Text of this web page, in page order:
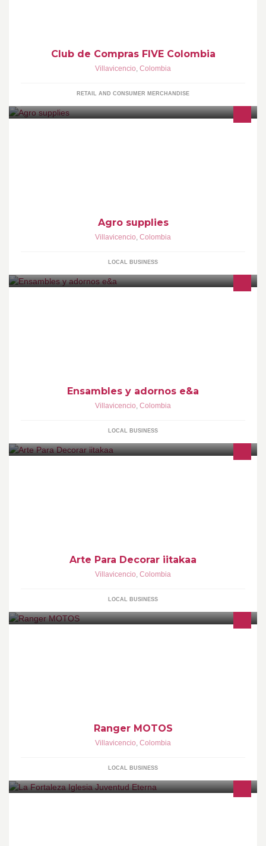
Club de Compras FIVE Colombia
Villavicencio, Colombia
RETAIL AND CONSUMER MERCHANDISE
Agro supplies
Villavicencio, Colombia
LOCAL BUSINESS
Ensambles y adornos e&a
Villavicencio, Colombia
LOCAL BUSINESS
Arte Para Decorar iitakaa
Villavicencio, Colombia
LOCAL BUSINESS
Ranger MOTOS
Villavicencio, Colombia
LOCAL BUSINESS